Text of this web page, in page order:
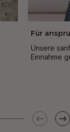
Für
Unsere
Einnahme